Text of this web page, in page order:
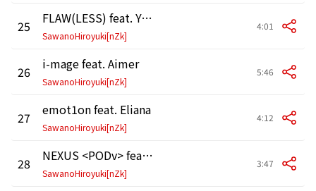
25 FLAW(LESS) feat. Yosh
SawanoHiroyuki[nZk]
4:01
26 i-mage feat. Aimer
SawanoHiroyuki[nZk]
5:46
27 emot1on feat. Eliana
SawanoHiroyuki[nZk]
4:12
28 NEXUS <PODv> feat. Laco
SawanoHiroyuki[nZk]
3:47